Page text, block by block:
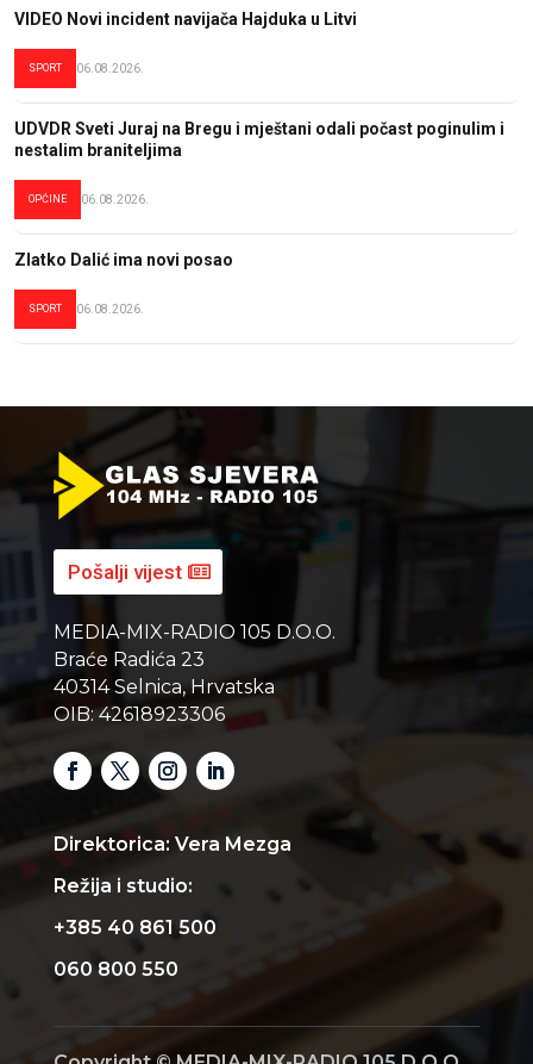
VIDEO Novi incident navijača Hajduka u Litvi
SPORT 06.08.2026.
UDVDR Sveti Juraj na Bregu i mještani odali počast poginulim i
nestalim braniteljima
OPĆINE 06.08.2026.
Zlatko Dalić ima novi posao
SPORT 06.08.2026.
Pošalji vijest
MEDIA-MIX-RADIO 105 D.O.O.
Braće Radića 23
40314 Selnica, Hrvatska
OIB: 42618923306
Direktorica: Vera Mezga
Režija i studio:
+385 40 861 500
060 800 550